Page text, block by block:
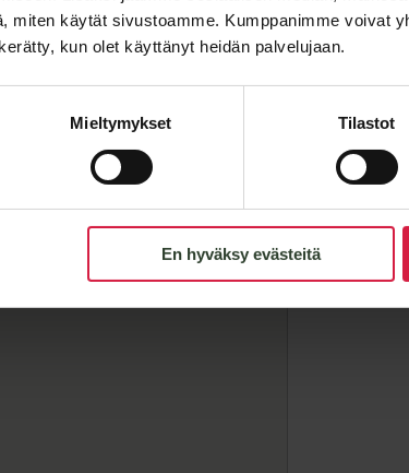
miten käytät sivustoamme. Kumppanimme voivat
kun olet käyttänyt heidän palvelujaan.
Mieltymykset Tilastot
En hyväksy evästeitä
Email *